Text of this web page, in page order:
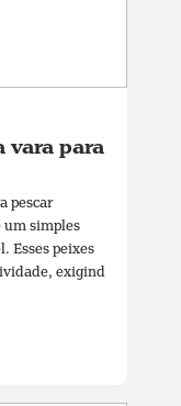
vara para
pescar
um simples
Esses peixes
exigind